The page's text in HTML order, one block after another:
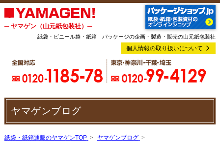
─ ヤマゲン（山元紙包装社）─
紙袋・ビニール袋・紙箱 パッケージの企画・製造・販売の山元紙包装社
個人情報の取り扱いについて
ヤマゲンブログ
紙袋・紙箱通販のヤマゲンTOP
ヤマゲンブログ